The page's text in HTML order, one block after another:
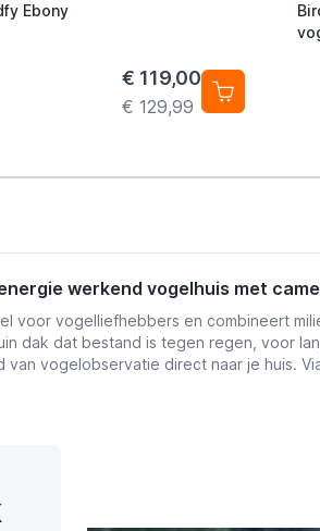
Ebony
€ 119,00
€ 129,99
werkend vogelhuis met
voor vogelliefhebbers en combineert
dak dat bestand is tegen regen, voor
vogelobservatie direct naar je huis.